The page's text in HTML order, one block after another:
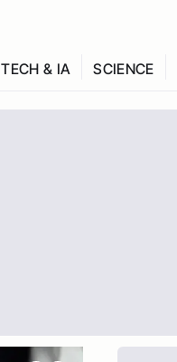
TECH & IA SCIENCE